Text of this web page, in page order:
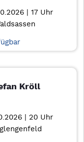
| 17 Uhr
Kröll
| 20 Uhr